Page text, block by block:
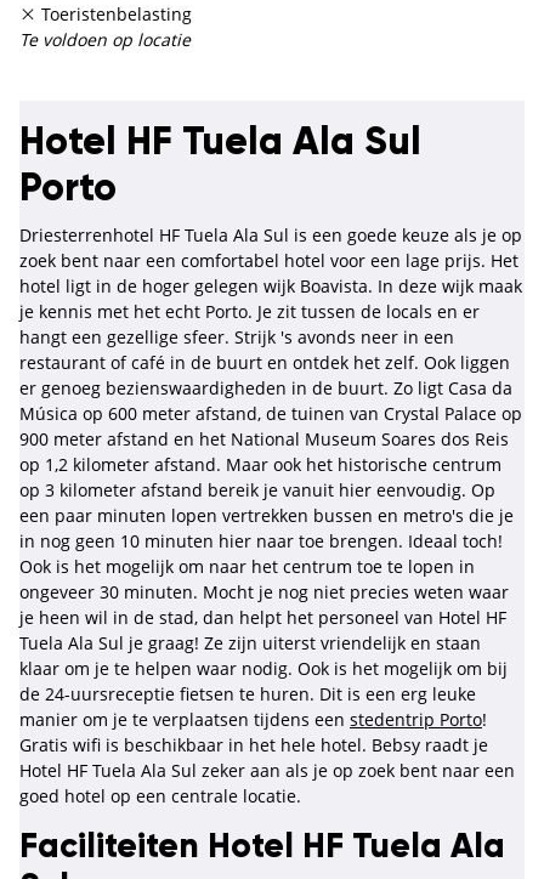
Toeristenbelasting
Te voldoen op locatie
Hotel HF Tuela Ala Sul
Porto
Driesterrenhotel HF Tuela Ala Sul is een goede keuze als je op
zoek bent naar een comfortabel hotel voor een lage prijs. Het
hotel ligt in de hoger gelegen wijk Boavista. In deze wijk maak
je kennis met het echt Porto. Je zit tussen de locals en er
hangt een gezellige sfeer. Strijk 's avonds neer in een
restaurant of café in de buurt en ontdek het zelf. Ook liggen
er genoeg bezienswaardigheden in de buurt. Zo ligt Casa da
Música op 600 meter afstand, de tuinen van Crystal Palace op
900 meter afstand en het National Museum Soares dos Reis
op 1,2 kilometer afstand. Maar ook het historische centrum
op 3 kilometer afstand bereik je vanuit hier eenvoudig. Op
een paar minuten lopen vertrekken bussen en metro's die je
in nog geen 10 minuten hier naar toe brengen. Ideaal toch!
Ook is het mogelijk om naar het centrum toe te lopen in
ongeveer 30 minuten. Mocht je nog niet precies weten waar
je heen wil in de stad, dan helpt het personeel van Hotel HF
Tuela Ala Sul je graag! Ze zijn uiterst vriendelijk en staan
klaar om je te helpen waar nodig. Ook is het mogelijk om bij
de 24-uursreceptie fietsen te huren. Dit is een erg leuke
manier om je te verplaatsen tijdens een stedentrip Porto!
Gratis wifi is beschikbaar in het hele hotel. Bebsy raadt je
Hotel HF Tuela Ala Sul zeker aan als je op zoek bent naar een
goed hotel op een centrale locatie.
Faciliteiten Hotel HF Tuela Ala